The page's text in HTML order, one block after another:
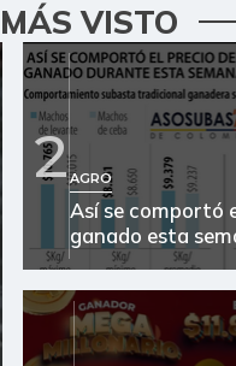
VISTO
2AGRO
Así se comportó
ganado esta